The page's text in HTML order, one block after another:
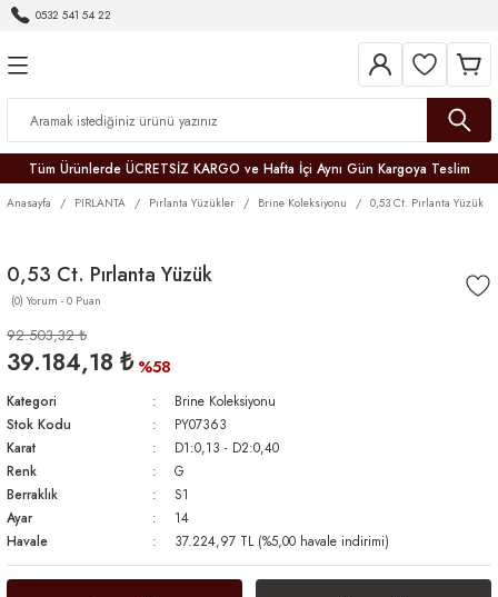
0532 541 54 22
Tüm Ürünlerde ÜCRETSİZ KARGO ve Hafta İçi Aynı Gün Kargoya Teslim
Anasayfa PIRLANTA Pırlanta Yüzükler Brine Koleksiyonu 0,53 Ct. Pırlanta Yüzük
0,53 Ct. Pırlanta Yüzük
(0) Yorum - 0 Puan
92.503,32 ₺
39.184,18 ₺ %58
Kategori
Brine Koleksiyonu
Stok Kodu
PY07363
Karat
D1:0,13 - D2:0,40
Renk
G
Berraklık
S1
Ayar
14
Havale
37.224,97 TL (%5,00 havale indirimi)